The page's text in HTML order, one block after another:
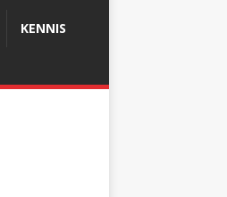
KENNIS